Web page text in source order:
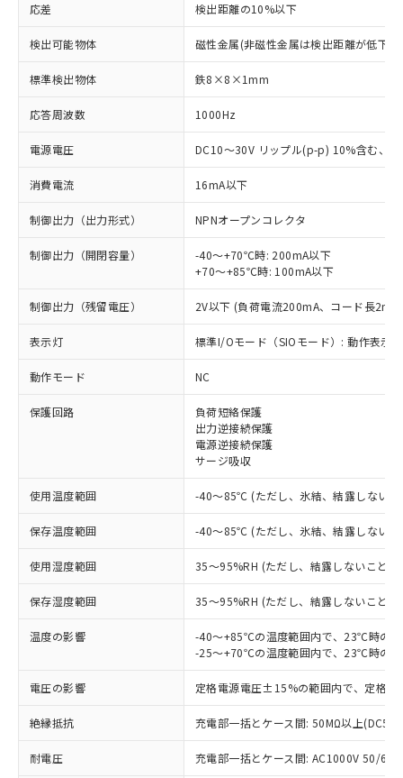
応差 検出距離の10%以下
検出可能物体 磁性金属(非磁性金属は検出距離が低下し
標準検出物体 鉄8×8×1mm
応答周波数 1000Hz
電源電圧 DC10～30V リップル(p-p) 10%含む、
消費電流 16mA以下
制御出力（出力形式） NPNオープンコレクタ
制御出力（開閉容量）
-40～+70℃時: 200mA以下
+70～+85℃時: 100mA以下
制御出力（残留電圧） 2V以下 (負荷電流200mA、コード長2m
表示灯 標準I/Oモード（SIOモード）: 動作表示
動作モード NC
保護回路
負荷短絡保護
出力逆接続保護
電源逆接続保護
サージ吸収
使用温度範囲 -40～85℃ (ただし、氷結、結露しないこ
保存温度範囲 -40～85℃ (ただし、氷結、結露しないこ
使用湿度範囲 35～95%RH (ただし、結露しないこと)
保存湿度範囲 35～95%RH (ただし、結露しないこと)
温度の影響
-40～+85℃の温度範囲内で、23℃時の
-25～+70℃の温度範囲内で、23℃時の
電圧の影響 定格電源電圧±15%の範囲内で、定格
絶縁抵抗 充電部一括とケース間: 50MΩ以上
耐電圧 充電部一括とケース間: AC1000V 50/
ご利用条件
以下の条件をお読みいただき、同意のうえ
本サービスは、当社制御機器事業取扱
商品の当社在庫状況および標準価格
(税抜)を提供させていただくもので
当社制御機器事業取扱商品の中には、
本サービスの対象外となる商品もある
ことをご了承ください。
在庫状況および標準価格照会結果は、
※1 対応状況
対応済み：EU RoHS指令（10物質）の
非含有に対応した製品が提供可能な商品で
対応予定：EU RoHS指令（10物質）の非含
商品です。
対応予定なし：EU RoHS指令（10物質）の
非含有に非対応の商品で、対応品を出す予
定はありません。
調査・確認中：EU RoHS指令（10物質）の
非含有の対応状況を調査中または確認中の
非該当品：ライセンス料など無形物で、有
害物質有無と関係のない商品です。
仕入先様の事情により、非含有部品として
いたものが、含有品と判明した場合などや
むを得ず変更することがあります。
※1 中国RoHS○×表
「○」：最大均質材料含有率が中国RoHSの
基準値以下であることを示します。
「×」：最大均質材料含有率が中国RoHSの
基準値を超えていることを示します。
「－」：未確認です。当社販売部門へお問
当社は、これら貴社製品のうち、外国
為替および外国貿易法に定める商品
（以下｢規制貨物等」という）を輸出